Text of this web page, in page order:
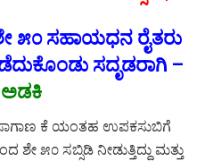
೫೦ ಸಹಾಯಧನ ರೈತರು
ಸದೃಡರಾಗಿ –
ಅಡಕಿ
ಸಾಗಾಣ ಕೆ ಯಂತಹ ಉಪಕಸುಬಿಗೆ
೫೦ ಸಬ್ಸಿಡಿ ನೀಡುತ್ತಿದ್ದು ಮತ್ತು